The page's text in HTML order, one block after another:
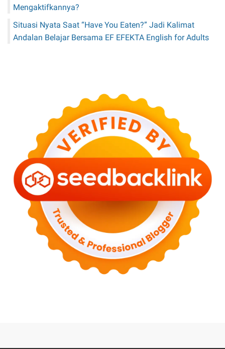
Mengaktifkannya?
Situasi Nyata Saat “Have You Eaten?” Jadi Kalimat
Andalan Belajar Bersama EF EFEKTA English for Adults